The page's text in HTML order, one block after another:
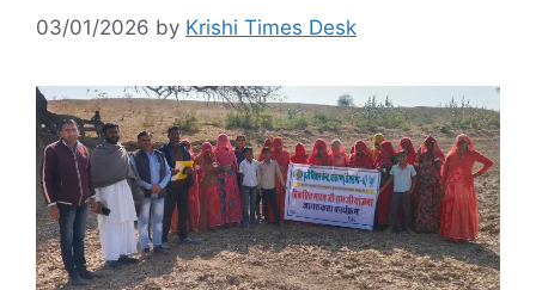
03/01/2026 by Krishi Times Desk